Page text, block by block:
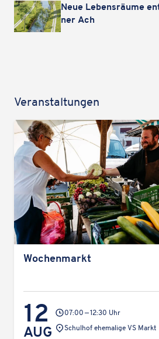
Neue Lebens­räume
ner Ach
Veran­stal­tun­gen
Wochen­markt
12
AUG
07:00 — 12:30 Uhr
Veran­
Schul­hof ehema­lige VS Markt